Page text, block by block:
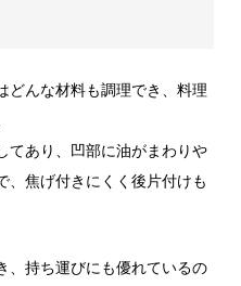
どんな材料も調理でき、料理
てあり、凹部に油がまわりや
、焦げ付きにくく後片付けも
、持ち運びにも優れているの